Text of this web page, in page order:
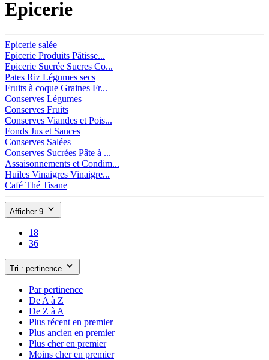
Epicerie
Epicerie salée
Epicerie Produits Pâtisse...
Epicerie Sucrée Sucres Co...
Pates Riz Légumes secs
Fruits à coque Graines Fr...
Conserves Légumes
Conserves Fruits
Conserves Viandes et Pois...
Fonds Jus et Sauces
Conserves Salées
Conserves Sucrées Pâte à ...
Assaisonnements et Condim...
Huiles Vinaigres Vinaigre...
Café Thé Tisane
Afficher 9
18
36
Tri : pertinence
Par pertinence
De A à Z
De Z à A
Plus récent en premier
Plus ancien en premier
Plus cher en premier
Moins cher en premier